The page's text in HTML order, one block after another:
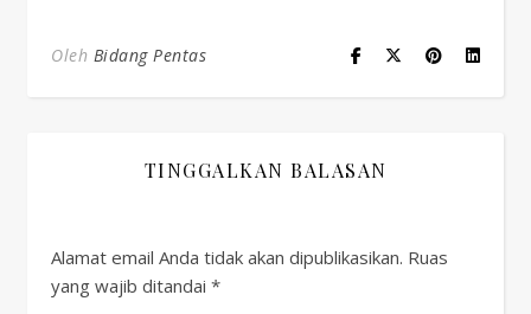
Oleh Bidang Pentas
TINGGALKAN BALASAN
Alamat email Anda tidak akan dipublikasikan. Ruas
yang wajib ditandai *